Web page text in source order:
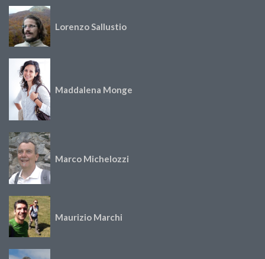
Lorenzo Sallustio
Maddalena Monge
Marco Michelozzi
Maurizio Marchi